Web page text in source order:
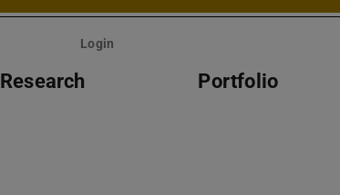
Login
Research Portfolio